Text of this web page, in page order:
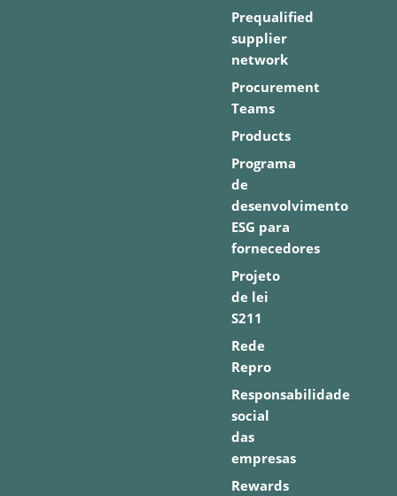
Prequalified
supplier
network
Procurement
Teams
Products
Programa
de
desenvolvimento
ESG para
fornecedores
Projeto
de lei
S211
Rede
Repro
Responsabilidade
social
das
empresas
Rewards